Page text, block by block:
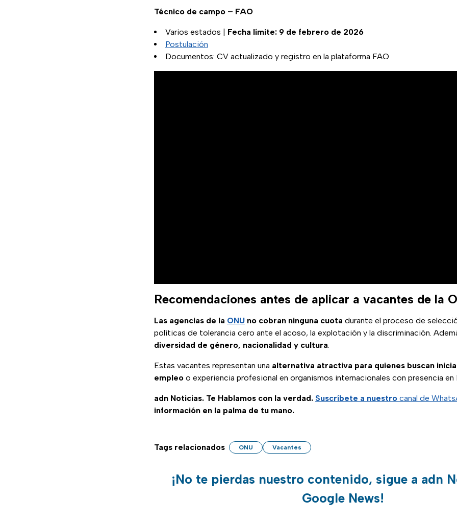
Técnico de campo – FAO
Varios estados | Fecha límite: 9 de febrero de 2026
Postulación
Documentos: CV actualizado y registro en la plataforma FAO
Recomendaciones antes de aplicar a vacantes de la
Las agencias de la ONU no cobran ninguna cuota durante el proceso de
políticas de tolerancia cero ante el acoso, la explotación y la discriminación.
diversidad de género, nacionalidad y cultura
Estas vacantes representan una alternativa atractiva para quienes buscan
empleo o experiencia profesional en organismos internacionales con presencia en
adn Noticias. Te Hablamos con la verdad. Suscríbete a nuestro canal de
información en la palma de tu mano.
Tags relacionados ONU Vacantes
¡No te pierdas nuestro contenido, sigue a adn
Google News!